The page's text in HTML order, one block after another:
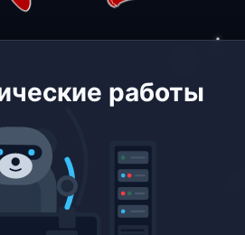
работы